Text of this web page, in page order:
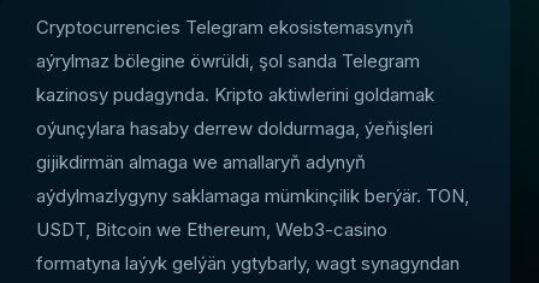
Cryptocurrencies Telegram ekosistemasynyň
aýrylmaz bölegine öwrüldi, şol sanda Telegram
kazinosy pudagynda. Kripto aktiwlerini goldamak
oýunçylara hasaby derrew doldurmaga, ýeňişleri
gijikdirmän almaga we amallaryň adynyň
aýdylmazlygyny saklamaga mümkinçilik berýär. TON,
USDT, Bitcoin we Ethereum, Web3-casino
formatyna laýyk gelýän ygtybarly, wagt synagyndan